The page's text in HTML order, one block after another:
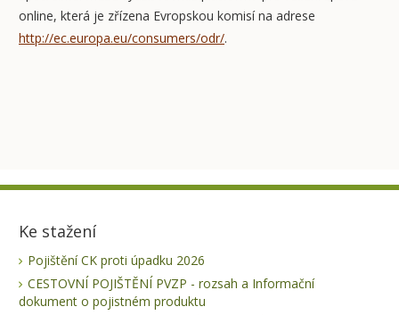
online, která je zřízena Evropskou komisí na adrese
http://ec.europa.eu/consumers/odr/.
Ke stažení
Pojištění CK proti úpadku 2026
CESTOVNÍ POJIŠTĚNÍ PVZP - rozsah a Informační
dokument o pojistném produktu